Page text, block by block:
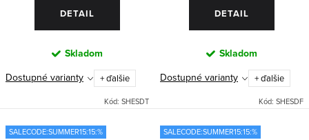
DETAIL
Skladom
Dostupné varianty + ďalšie
Kód: SHESDT
DETAIL
Skladom
Dostupné varianty + ďalšie
Kód: SHESDF
SALECODE:SUMMER15:15:% SALECODE:SUMMER15:15:%